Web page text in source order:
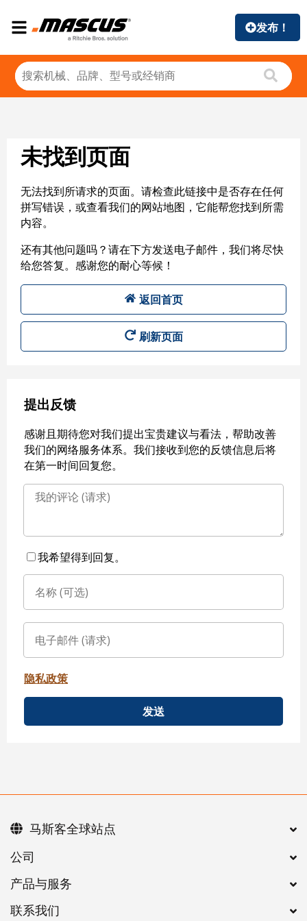
发布！
未找到页面
无法找到所请求的页面。请检查此链接中是否存在任何
拼写错误，或查看我们的网站地图，它能帮您找到所需
内容。
还有其他问题吗？请在下方发送电子邮件，我们将尽快
给您答复。感谢您的耐心等候！
返回首页
刷新页面
提出反馈
感谢且期待您对我们提出宝贵建议与看法，帮助改善
我们的网络服务体系。我们接收到您的反馈信息后将
在第一时间回复您。
我希望得到回复。
隐私政策
发送
公司
产品与服务
联系我们
马斯客全球站点